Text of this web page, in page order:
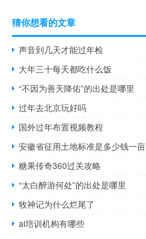
猜你想看的文章
声音到几天才能过年检
大年三十每天都吃什么饭
“不因为善天降佑”的出处是哪里
过年去北京玩好吗
国外过年布置视频教程
安徽省征用土地标准是多少钱一亩
糖果传奇360过关攻略
“太白醉游何处”的出处是哪里
牧神记为什么烂尾了
ai培训机构有哪些